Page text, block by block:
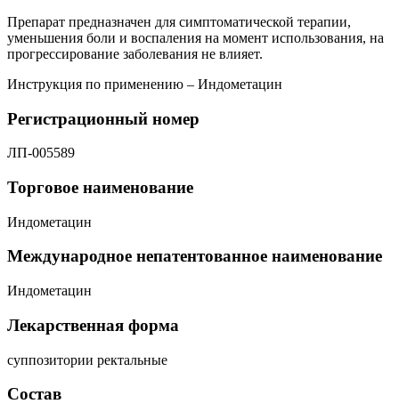
Препарат предназначен для симптоматической терапии,
уменьшения боли и воспаления на момент использования, на
прогрессирование заболевания не влияет.
Инструкция по применению – Индометацин
Регистрационный номер
ЛП-005589
Торговое наименование
Индометацин
Международное непатентованное наименование
Индометацин
Лекарственная форма
суппозитории ректальные
Состав